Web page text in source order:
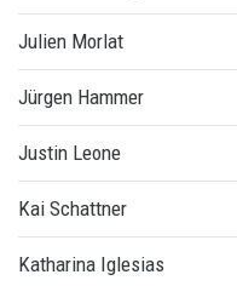
Julien Morlat
Jürgen Hammer
Justin Leone
Kai Schattner
Katharina Iglesias